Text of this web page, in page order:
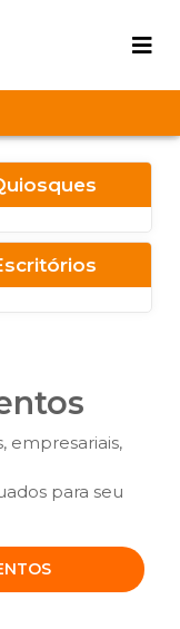
›
empresariais,
para seu